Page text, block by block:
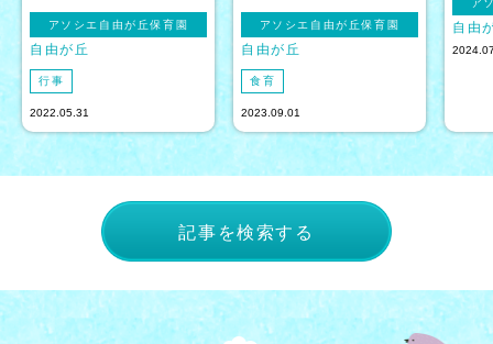
アソシエ自由が丘保育園
自由が丘
行事
2022.05.31
アソシエ自由が丘保育園
自由が丘
食育
2023.09.01
ア
自由
記事を検索する